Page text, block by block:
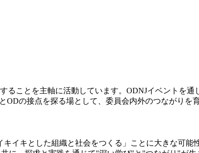
ることを主軸に活動しています。ODNJイベントを
の接点を探る場として、委員会内外のつながりを
イキとした組織と社会をつくる」ことに大きな可能